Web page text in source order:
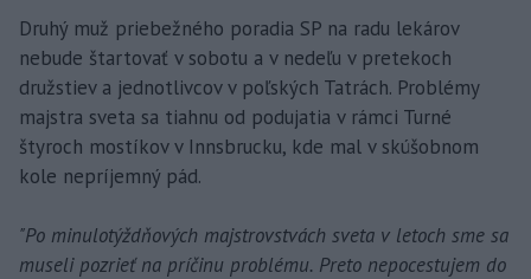
Druhý muž priebežného poradia SP na radu lekárov
nebude štartovať v sobotu a v nedeľu v pretekoch
družstiev a jednotlivcov v poľských Tatrách. Problémy
majstra sveta sa tiahnu od podujatia v rámci Turné
štyroch mostíkov v Innsbrucku, kde mal v skúšobnom
kole nepríjemný pád.
"Po minulotýždňových majstrovstvách sveta v letoch sme sa
museli pozrieť na príčinu problému. Preto nepocestujem do